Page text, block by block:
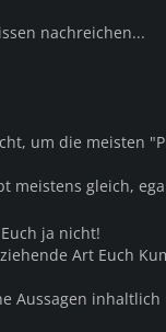
nachreichen...
um die meisten
meistens gleich,
ja nicht!
Art Euch
Aussagen